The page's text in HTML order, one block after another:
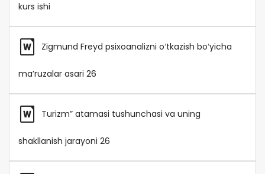
kurs ishi
Zigmund Freyd psixoanalizni oʻtkazish boʻyicha
maʼruzalar asari 26
Turizm” atamasi tushunchasi va uning
shakllanish jarayoni 26